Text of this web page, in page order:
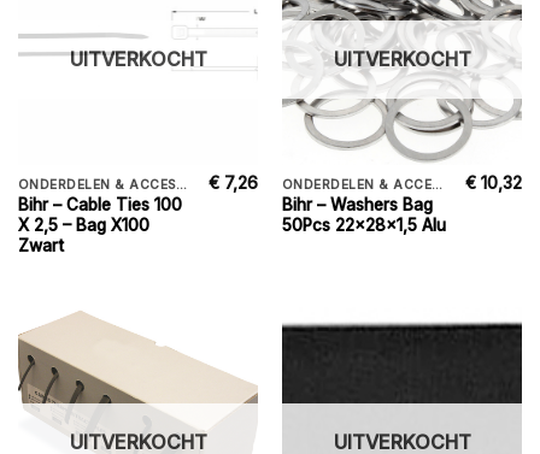
UITVERKOCHT
ONDERDELEN & ACCESSORIES
Bihr – Cable Ties 100
X 2,5 – Bag X100
Zwart
€ 7,26
UITVERKOCHT
ONDERDELEN & ACCESSORIES
Bihr – Washers Bag
50Pcs 22x28x1,5 Alu
€ 10,32
UITVERKOCHT UITVERKOCHT